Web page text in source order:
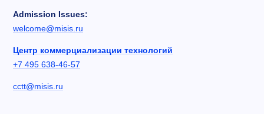
Admission Issues:
welcome@misis.ru
Центр коммерциализации технологий
+7 495 638-46-57
cctt@misis.ru